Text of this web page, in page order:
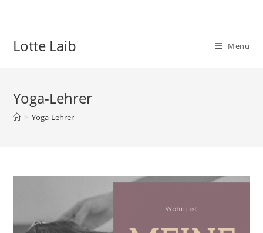
Lotte Laib Menü
Yoga-Lehrer
> Yoga-Lehrer